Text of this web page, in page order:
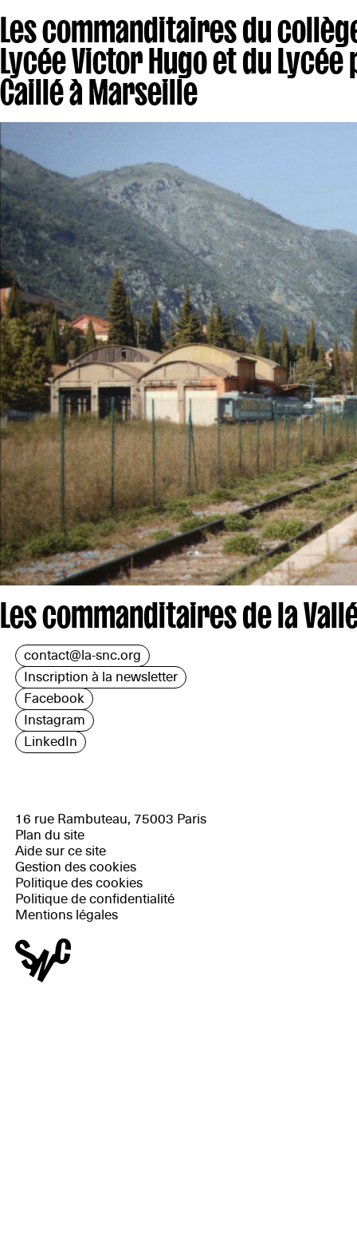
Les commanditaires du
Lycée Victor Hugo et du
Caillé à Marseille
Les commanditaires de la
contact@la-snc.org
Inscription à la newsletter
Facebook
Instagram
LinkedIn
16 rue Rambuteau, 75003 Paris
Plan du site
Aide sur ce site
Gestion des cookies
Politique des cookies
Politique de confidentialité
Mentions légales